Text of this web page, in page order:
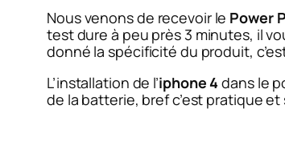
Nous venons de recevoir le Power
test dure à peu près 3 minutes, il
donné la spécificité du produit,
L’installation de l’iphone 4 dans le
de la batterie, bref c’est pratique